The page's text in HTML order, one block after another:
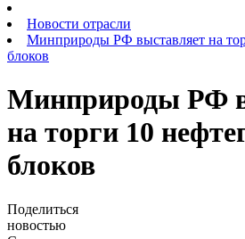
Новости отрасли
Минприроды РФ выставляет на
блоков
Минприроды РФ
на торги 10
блоков
Поделиться
новостью